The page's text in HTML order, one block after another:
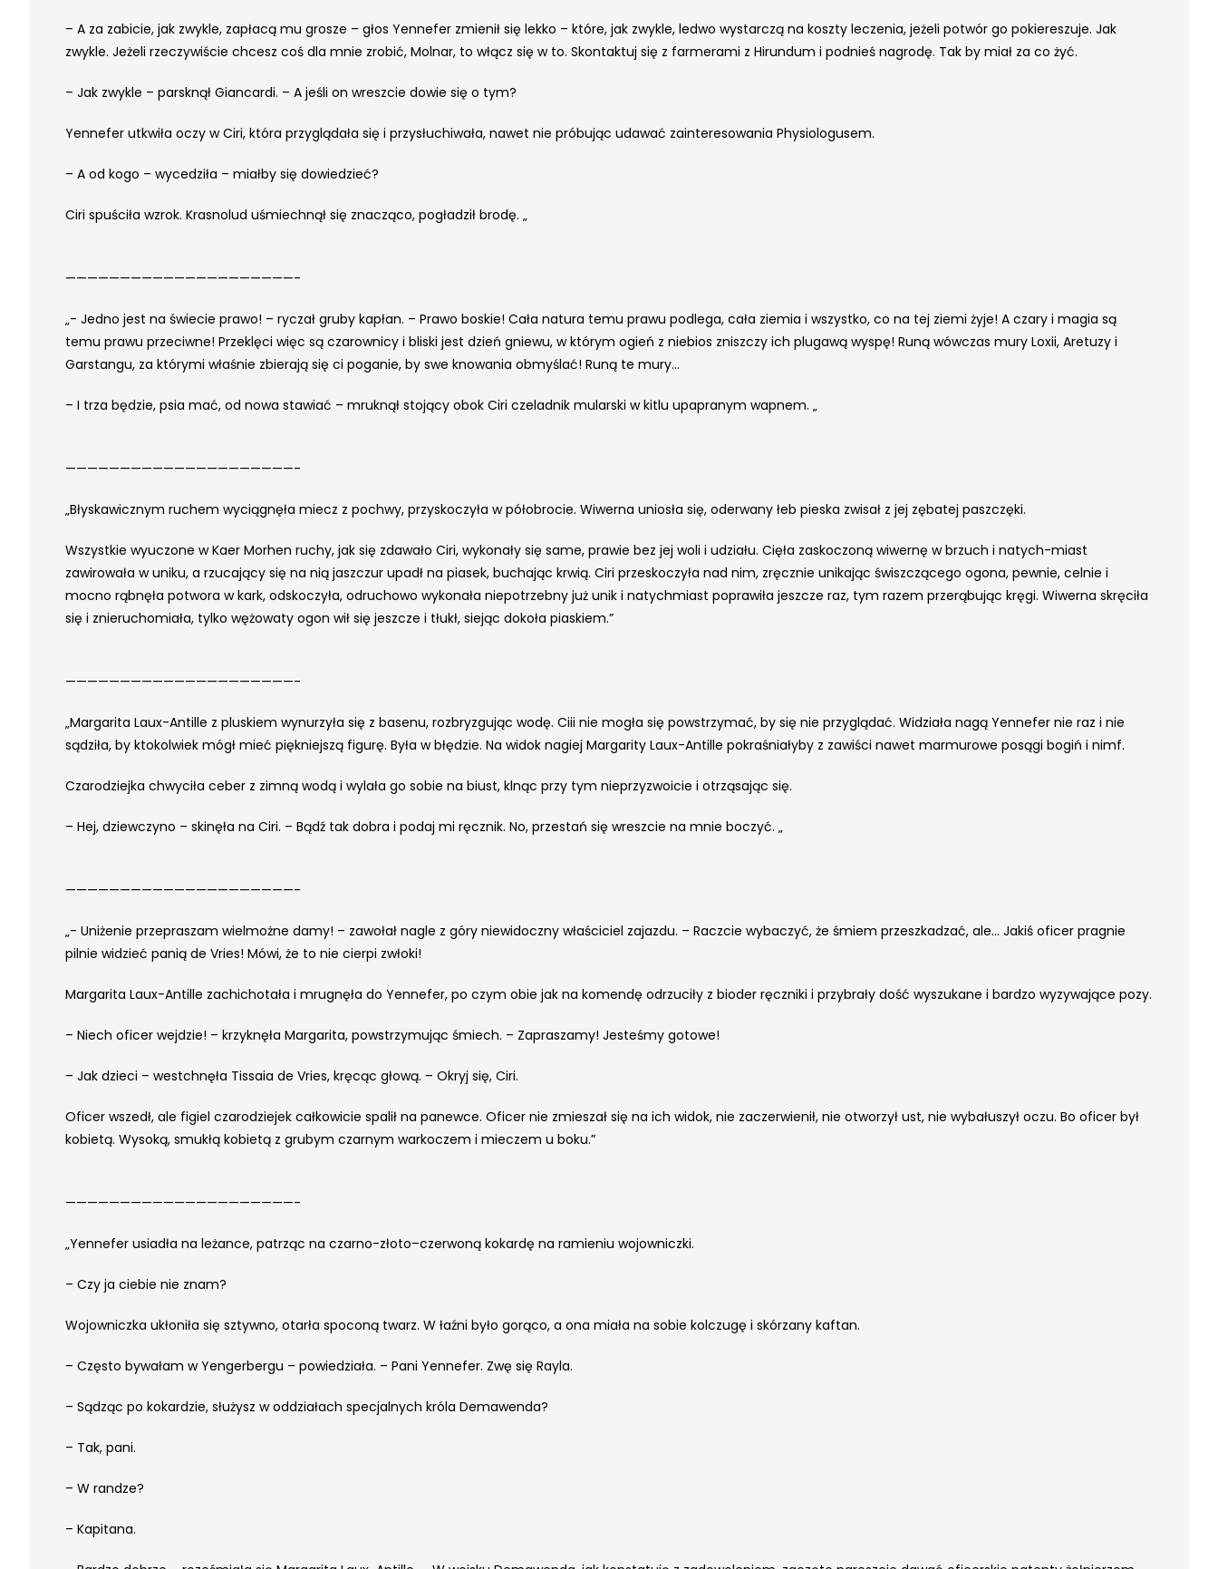
– A za zabicie, jak zwykle, zapłacą mu grosze – głos Yennefer zmienił się lekko – które, jak zwykle, ledwo wystarczą na koszty leczenia, jeżeli potwór go pokiereszuje. Jak
zwykle. Jeżeli rzeczywiście chcesz coś dla mnie zrobić, Molnar, to włącz się w to. Skontaktuj się z farmerami z Hirundum i podnieś nagrodę. Tak by miał za co żyć.
– Jak zwykle – parsknął Giancardi. – A jeśli on wreszcie dowie się o tym?
Yennefer utkwiła oczy w Ciri, która przyglądała się i przysłuchiwała, nawet nie próbując udawać zainteresowania Physiologusem.
– A od kogo – wycedziła – miałby się dowiedzieć?
Ciri spuściła wzrok. Krasnolud uśmiechnął się znacząco, pogładził brodę. „
—————————————————————-
„- Jedno jest na świecie prawo! – ryczał gruby kapłan. – Prawo boskie! Cała natura temu prawu podlega, cała ziemia i wszystko, co na tej ziemi żyje! A czary i magia są
temu prawu przeciwne! Przeklęci więc są czarownicy i bliski jest dzień gniewu, w którym ogień z niebios zniszczy ich plugawą wyspę! Runą wówczas mury Loxii, Aretuzy i
Garstangu, za którymi właśnie zbierają się ci poganie, by swe knowania obmyślać! Runą te mury…
– I trza będzie, psia mać, od nowa stawiać – mruknął stojący obok Ciri czeladnik mularski w kitlu upapranym wapnem. „
—————————————————————-
„Błyskawicznym ruchem wyciągnęła miecz z pochwy, przyskoczyła w półobrocie. Wiwerna uniosła się, oderwany łeb pieska zwisał z jej zębatej paszczęki.
Wszystkie wyuczone w Kaer Morhen ruchy, jak się zdawało Ciri, wykonały się same, prawie bez jej woli i udziału. Cięła zaskoczoną wiwernę w brzuch i natych-miast
zawirowała w uniku, a rzucający się na nią jaszczur upadł na piasek, buchając krwią. Ciri przeskoczyła nad nim, zręcznie unikając świszczącego ogona, pewnie, celnie i
mocno rąbnęła potwora w kark, odskoczyła, odruchowo wykonała niepotrzebny już unik i natychmiast poprawiła jeszcze raz, tym razem przerąbując kręgi. Wiwerna skręciła
się i znieruchomiała, tylko wężowaty ogon wił się jeszcze i tłukł, siejąc dokoła piaskiem.”
—————————————————————-
„Margarita Laux-Antille z pluskiem wynurzyła się z basenu, rozbryzgując wodę. Ciii nie mogła się powstrzymać, by się nie przyglądać. Widziała nagą Yennefer nie raz i nie
sądziła, by ktokolwiek mógł mieć piękniejszą figurę. Była w błędzie. Na widok nagiej Margarity Laux-Antille pokraśniałyby z zawiści nawet marmurowe posągi bogiń i nimf.
Czarodziejka chwyciła ceber z zimną wodą i wylała go sobie na biust, klnąc przy tym nieprzyzwoicie i otrząsając się.
– Hej, dziewczyno – skinęła na Ciri. – Bądź tak dobra i podaj mi ręcznik. No, przestań się wreszcie na mnie boczyć. „
—————————————————————-
„- Uniżenie przepraszam wielmożne damy! – zawołał nagle z góry niewidoczny właściciel zajazdu. – Raczcie wybaczyć, że śmiem przeszkadzać, ale… Jakiś oficer pragnie
pilnie widzieć panią de Vries! Mówi, że to nie cierpi zwłoki!
Margarita Laux-Antille zachichotała i mrugnęła do Yennefer, po czym obie jak na komendę odrzuciły z bioder ręczniki i przybrały dość wyszukane i bardzo wyzywające pozy.
– Niech oficer wejdzie! – krzyknęła Margarita, powstrzymując śmiech. – Zapraszamy! Jesteśmy gotowe!
– Jak dzieci – westchnęła Tissaia de Vries, kręcąc głową. – Okryj się, Ciri.
Oficer wszedł, ale figiel czarodziejek całkowicie spalił na panewce. Oficer nie zmieszał się na ich widok, nie zaczerwienił, nie otworzył ust, nie wybałuszył oczu. Bo oficer był
kobietą. Wysoką, smukłą kobietą z grubym czarnym warkoczem i mieczem u boku.”
—————————————————————-
„Yennefer usiadła na leżance, patrząc na czarno-złoto–czerwoną kokardę na ramieniu wojowniczki.
– Czy ja ciebie nie znam?
Wojowniczka ukłoniła się sztywno, otarła spoconą twarz. W łaźni było gorąco, a ona miała na sobie kolczugę i skórzany kaftan.
– Często bywałam w Yengerbergu – powiedziała. – Pani Yennefer. Zwę się Rayla.
– Sądząc po kokardzie, służysz w oddziałach specjalnych króla Demawenda?
– Tak, pani.
– W randze?
– Kapitana.